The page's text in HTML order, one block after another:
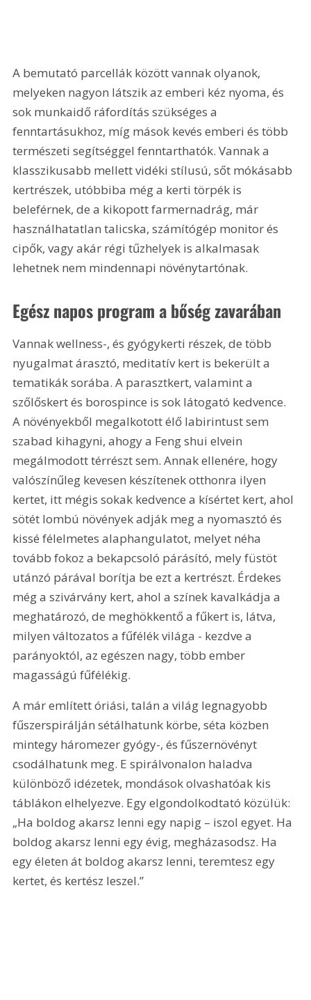
A bemutató parcellák között vannak olyanok,
melyeken nagyon látszik az emberi kéz nyoma, és
sok munkaidő ráfordítás szükséges a
fenntartásukhoz, míg mások kevés emberi és több
természeti segítséggel fenntarthatók. Vannak a
klasszikusabb mellett vidéki stílusú, sőt mókásabb
kertrészek, utóbbiba még a kerti törpék is
beleférnek, de a kikopott farmernadrág, már
használhatatlan talicska, számítógép monitor és
cipők, vagy akár régi tűzhelyek is alkalmasak
lehetnek nem mindennapi növénytartónak.
Egész napos program a bőség zavarában
Vannak wellness-, és gyógykerti részek, de több
nyugalmat árasztó, meditatív kert is bekerült a
tematikák sorába. A parasztkert, valamint a
szőlőskert és borospince is sok látogató kedvence.
A növényekből megalkotott élő labirintust sem
szabad kihagyni, ahogy a Feng shui elvein
megálmodott térrészt sem. Annak ellenére, hogy
valószínűleg kevesen készítenek otthonra ilyen
kertet, itt mégis sokak kedvence a kísértet kert, ahol
sötét lombú növények adják meg a nyomasztó és
kissé félelmetes alaphangulatot, melyet néha
tovább fokoz a bekapcsoló párásító, mely füstöt
utánzó párával borítja be ezt a kertrészt. Érdekes
még a szivárvány kert, ahol a színek kavalkádja a
meghatározó, de meghökkentő a fűkert is, látva,
milyen változatos a fűfélék világa - kezdve a
parányoktól, az egészen nagy, több ember
magasságú fűfélékig.
A már említett óriási, talán a világ legnagyobb
fűszerspirálján sétálhatunk körbe, séta közben
mintegy háromezer gyógy-, és fűszernövényt
csodálhatunk meg. E spirálvonalon haladva
különböző idézetek, mondások olvashatóak kis
táblákon elhelyezve. Egy elgondolkodtató közülük:
„Ha boldog akarsz lenni egy napig – iszol egyet. Ha
boldog akarsz lenni egy évig, megházasodsz. Ha
egy életen át boldog akarsz lenni, teremtesz egy
kertet, és kertész leszel.”